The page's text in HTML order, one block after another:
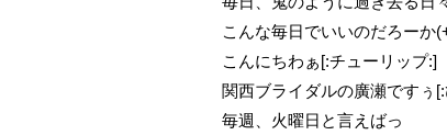
こんな毎日でいいのだろーか
こんにちわぁ[:チューリップ:]
関西ブライダルの廣瀬ですぅ
毎週、火曜日と言えばっ